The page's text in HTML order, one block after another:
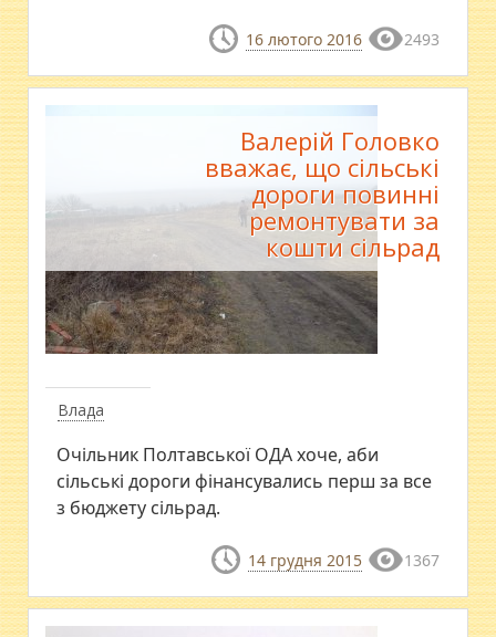
16 лютого 2016 2493
Влада
Валерій Головко
вважає, що сільські
дороги повинні
ремонтувати за
кошти сільрад
Очільник Полтавської ОДА хоче, аби
сільські дороги фінансувались перш за все
з бюджету сільрад.
14 грудня 2015 1367